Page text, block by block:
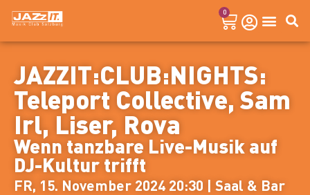
0
JAZZIT:CLUB:NIGHTS:
Teleport Collective, Sam
Irl, Liser, Rova
Wenn tanzbare Live-Musik auf
DJ-Kultur trifft
FR, 15. November 2024 20:30 | Saal & Bar